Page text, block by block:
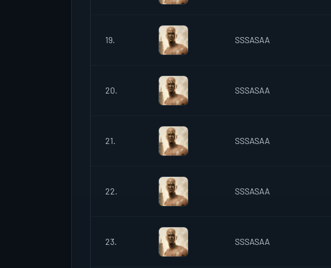
19. SSSASAA
20. SSSASAA
21. SSSASAA
22. SSSASAA
23. SSSASAA